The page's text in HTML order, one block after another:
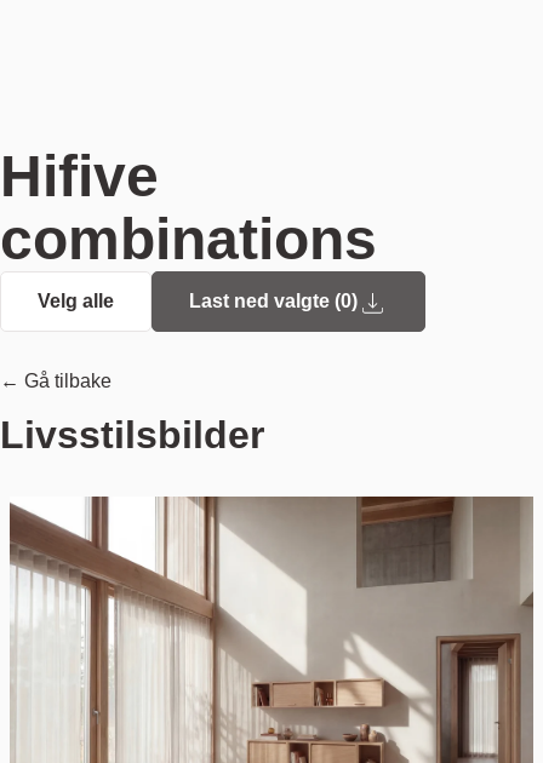
Hifive
combinations
Velg alle Last ned valgte (0)
← Gå tilbake
Livsstilsbilder